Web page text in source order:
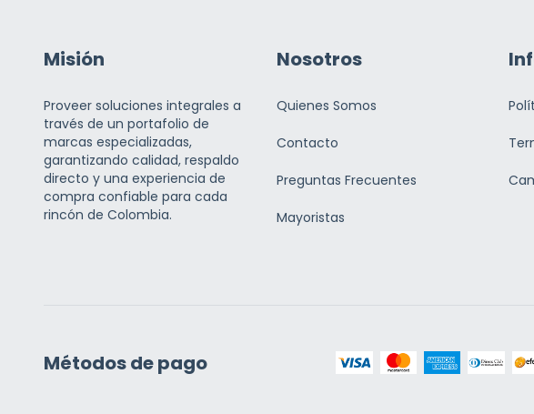
Misión
Proveer soluciones integrales a
través de un portafolio de
marcas especializadas,
garantizando calidad, respaldo
directo y una experiencia de
compra confiable para cada
rincón de Colombia.
Nosotros
Quienes Somos
Contacto
Preguntas Frecuentes
Mayoristas
Métodos de pago